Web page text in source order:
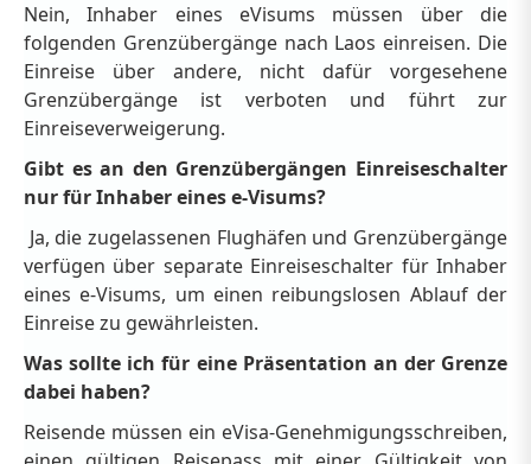
Nein, Inhaber eines eVisums müssen über die
folgenden Grenzübergänge nach Laos einreisen. Die
Einreise über andere, nicht dafür vorgesehene
Grenzübergänge ist verboten und führt zur
Einreiseverweigerung.
Gibt es an den Grenzübergängen Einreiseschalter
nur für Inhaber eines e-Visums?
Ja, die zugelassenen Flughäfen und Grenzübergänge
verfügen über separate Einreiseschalter für Inhaber
eines e-Visums, um einen reibungslosen Ablauf der
Einreise zu gewährleisten.
Was sollte ich für eine Präsentation an der Grenze
dabei haben?
Reisende müssen ein eVisa-Genehmigungsschreiben,